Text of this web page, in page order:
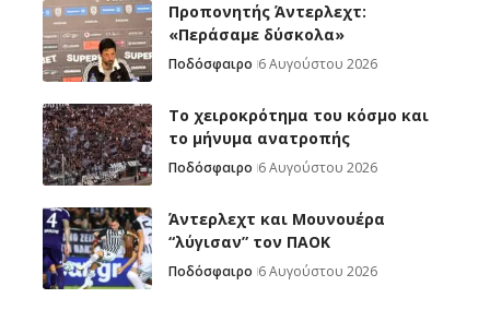
Προπονητής Άντερλεχτ:
«Περάσαμε δύσκολα»
Ποδόσφαιρο 6 Αυγούστου 2026
Το χειροκρότημα του κόσμο και
το μήνυμα ανατροπής
Ποδόσφαιρο 6 Αυγούστου 2026
Άντερλεχτ και Μουνουέρα
“λύγισαν” τον ΠΑΟΚ
Ποδόσφαιρο 6 Αυγούστου 2026